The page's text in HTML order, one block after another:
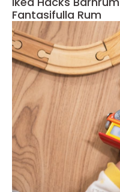
Fantasifulla Rum